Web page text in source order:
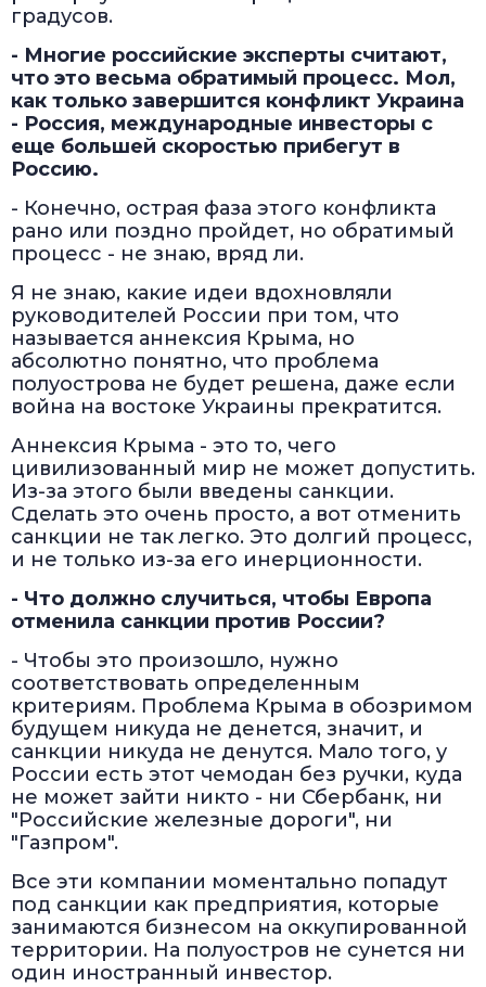
градусов.
- Многие российские эксперты считают,
что это весьма обратимый процесс. Мол,
как только завершится конфликт Украина
- Россия, международные инвесторы с
еще большей скоростью прибегут в
Россию.
- Конечно, острая фаза этого конфликта
рано или поздно пройдет, но обратимый
процесс - не знаю, вряд ли.
Я не знаю, какие идеи вдохновляли
руководителей России при том, что
называется аннексия Крыма, но
абсолютно понятно, что проблема
полуострова не будет решена, даже если
война на востоке Украины прекратится.
Аннексия Крыма - это то, чего
цивилизованный мир не может допустить.
Из-за этого были введены санкции.
Сделать это очень просто, а вот отменить
санкции не так легко. Это долгий процесс,
и не только из-за его инерционности.
- Что должно случиться, чтобы Европа
отменила санкции против России?
- Чтобы это произошло, нужно
соответствовать определенным
критериям. Проблема Крыма в обозримом
будущем никуда не денется, значит, и
санкции никуда не денутся. Мало того, у
России есть этот чемодан без ручки, куда
не может зайти никто - ни Сбербанк, ни
"Российские железные дороги", ни
"Газпром".
Все эти компании моментально попадут
под санкции как предприятия, которые
занимаются бизнесом на оккупированной
территории. На полуостров не сунется ни
один иностранный инвестор.